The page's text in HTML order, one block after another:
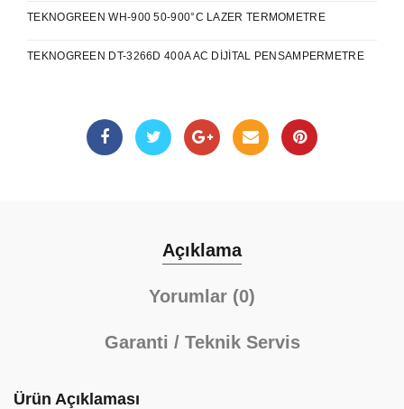
TEKNOGREEN WH-900 50-900°C LAZER TERMOMETRE
TEKNOGREEN DT-3266D 400A AC DIJITAL PENSAMPERMETRE
Açıklama
Yorumlar (0)
Garanti / Teknik Servis
Ürün Açıklaması